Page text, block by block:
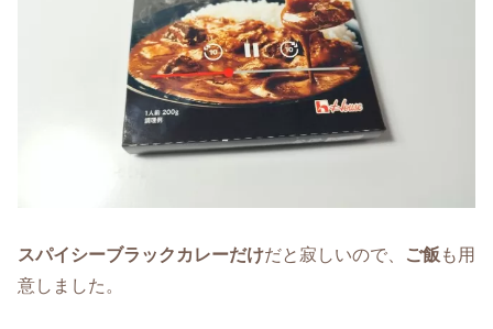
スパイシーブラックカレーだけだと寂しいので、 ご飯 も用
意しました。